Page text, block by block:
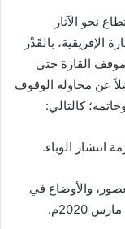
نحو الآثار
الإفريقية، بالقَدْر
موقف القارة حتى
عن محاولة الوقوف
كالتالي:
انتشار الوباء.
والأوضاع في
2020م.